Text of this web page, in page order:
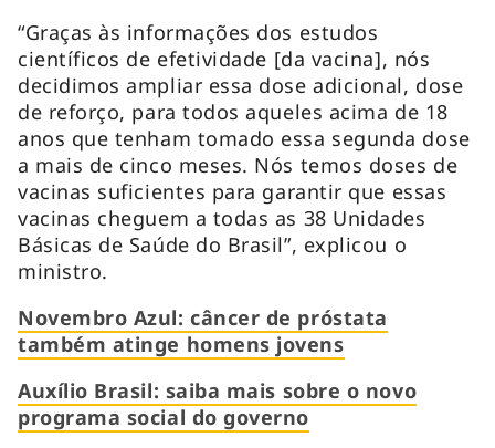
“Graças às informações dos estudos
científicos de efetividade [da vacina], nós
decidimos ampliar essa dose adicional, dose
de reforço, para todos aqueles acima de 18
anos que tenham tomado essa segunda dose
a mais de cinco meses. Nós temos doses de
vacinas suficientes para garantir que essas
vacinas cheguem a todas as 38 Unidades
Básicas de Saúde do Brasil”, explicou o
ministro.
Novembro Azul: câncer de próstata
também atinge homens jovens
Auxílio Brasil: saiba mais sobre o novo
programa social do governo